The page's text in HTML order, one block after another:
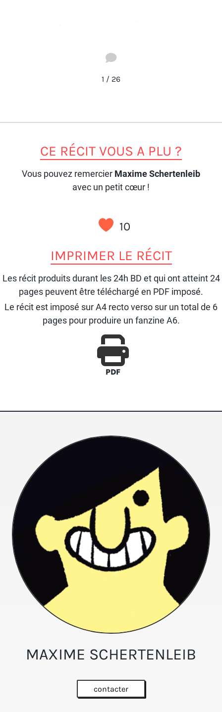
1
1 / 26
CE RÉCIT VOUS A PLU ?
Vous pouvez remercier Maxime Schertenleib
avec un petit cœur !
10
IMPRIMER LE RÉCIT
Les récit produits durant les 24h BD et qui ont atteint 24
pages peuvent être téléchargé en PDF imposé.
Le récit est imposé sur A4 recto verso sur un total de 6
pages pour produire un fanzine A6.
PDF
MAXIME SCHERTENLEIB
contacter